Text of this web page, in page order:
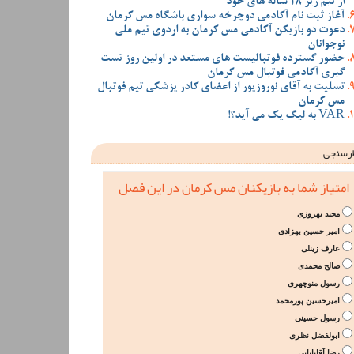
آغاز ثبت نام آکادمی دوچرخه سواری باشگاه مس کرمان
دعوت دو بازیکن آکادمی مس کرمان به اردوی تیم ملی
نوجوانان
حضور گسترده فوتبالیست های مستعد در اولین روز تست
گیری آکادمی فوتبال مس کرمان
تسلیت به آقای نوروزپور از اعضای کادر پزشکی تیم فوتبال
مس کرمان
VAR به لیگ یک می آید؟!
امتیاز شما به بازیکنان مس کرمان در این فصل
مجید بهروزی
امیر حسین بهزادی
عارف زینلی
صالح محمدی
رسول منوچهری
امیرحسین پورمحمد
رسول حسینی
ابولفضل نظری